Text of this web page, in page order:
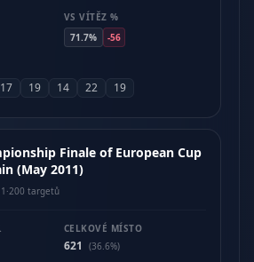
VS VÍTĚZ %
71.7%
-56
17 19 14 22 19
Finale of European Cup
(May 2011)
·200 targetů
CELKOVÉ MÍSTO
621
(36.6%)